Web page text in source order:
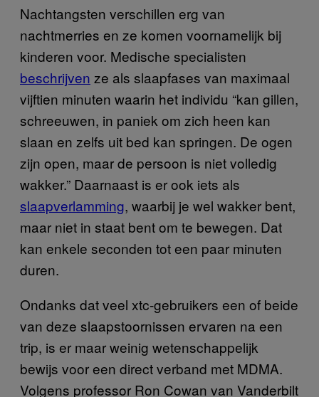
Nachtangsten verschillen erg van
nachtmerries en ze komen voornamelijk bij
kinderen voor. Medische specialisten
beschrijven ze als slaapfases van maximaal
vijftien minuten waarin het individu “kan gillen,
schreeuwen, in paniek om zich heen kan
slaan en zelfs uit bed kan springen. De ogen
zijn open, maar de persoon is niet volledig
wakker.” Daarnaast is er ook iets als
slaapverlamming, waarbij je wel wakker bent,
maar niet in staat bent om te bewegen. Dat
kan enkele seconden tot een paar minuten
duren.
Ondanks dat veel xtc-gebruikers een of beide
van deze slaapstoornissen ervaren na een
trip, is er maar weinig wetenschappelijk
bewijs voor een direct verband met MDMA.
Volgens professor Ron Cowan van Vanderbilt